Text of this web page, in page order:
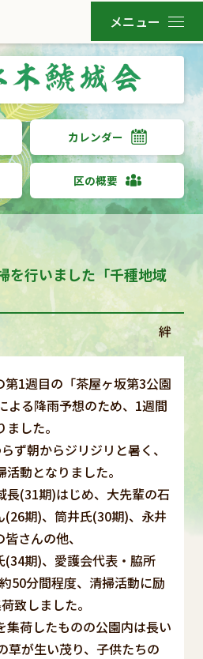
カレンダー
区の概要
を行いました「千種地域
絆
1週目の「茶屋ヶ坂第3公園
よる降雨予想のため、1週間
した。
ず朝からジリジリと暑く、
動となりました。
(31期)はじめ、大先輩の石
期)、筒井氏(30期)、永井
さんの他、
期)、愛護会代表・脇所
50分間程度、清掃活動に励
致しました。
集荷したものの公園内は長い
草が生い茂り、子供たちの